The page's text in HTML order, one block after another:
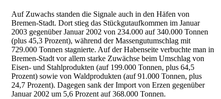
Auf Zuwachs standen die Signale auch in den Häfen von
Bremen-Stadt. Dort stieg das Stückgutaufkommen im Januar
2003 gegenüber Januar 2002 von 234.000 auf 340.000 Tonnen
(plus 45,3 Prozent), während der Massengutumschlag mit
729.000 Tonnen stagnierte. Auf der Habenseite verbuchte man in
Bremen-Stadt vor allem starke Zuwächse beim Umschlag von
Eisen- und Stahlprodukten (auf 199.000 Tonnen, plus 64,5
Prozent) sowie von Waldprodukten (auf 91.000 Tonnen, plus
24,7 Prozent). Dagegen sank der Import von Erzen gegenüber
Januar 2002 um 5,6 Prozent auf 368.000 Tonnen.